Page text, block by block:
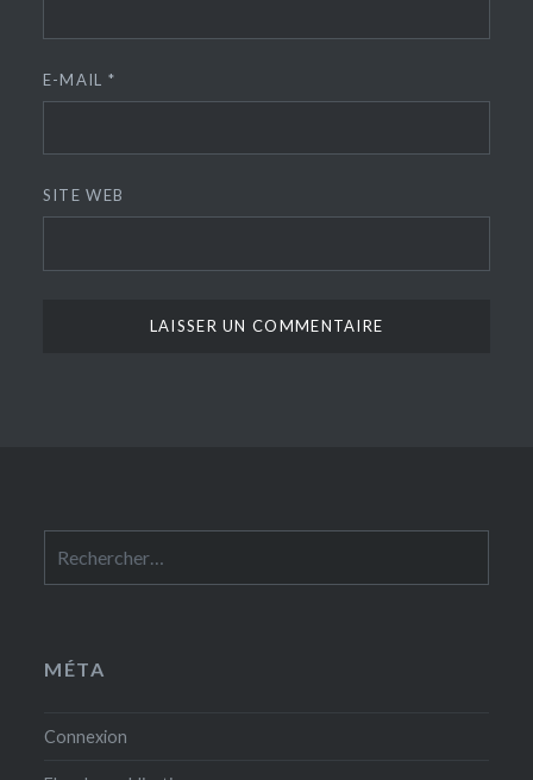
E-MAIL *
SITE WEB
MÉTA
Connexion